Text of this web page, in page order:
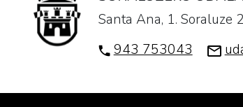
Santa Ana, 1. Soraluze
943 753043